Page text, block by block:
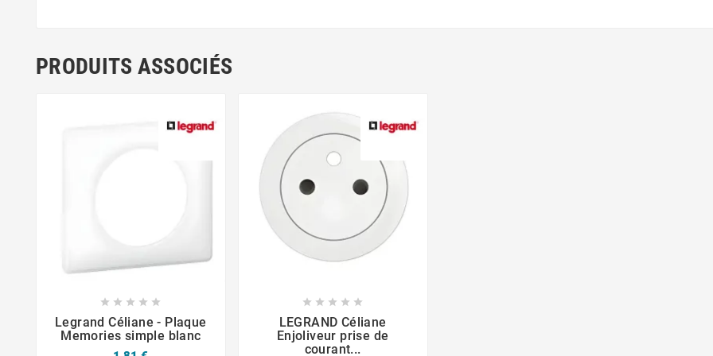
PRODUITS ASSOCIÉS
 
    
Legrand Céliane - Plaque
Memories simple blanc
 
    
LEGRAND Céliane
Enjoliveur prise de
courant...